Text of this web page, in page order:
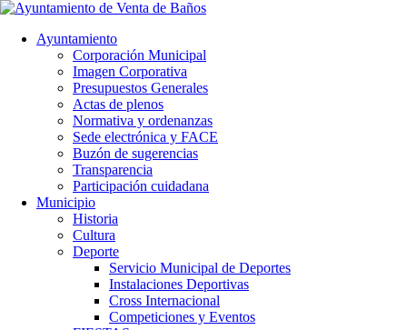
Ayuntamiento
Corporación Municipal
Imagen Corporativa
Presupuestos Generales
Actas de plenos
Normativa y ordenanzas
Sede electrónica y FACE
Buzón de sugerencias
Transparencia
Participación cuidadana
Municipio
Historia
Cultura
Deporte
Servicio Municipal de Deportes
Instalaciones Deportivas
Cross Internacional
Competiciones y Eventos